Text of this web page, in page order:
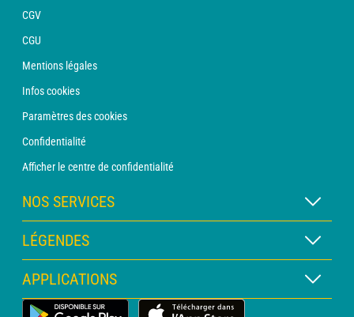
CGV
CGU
Mentions légales
Infos cookies
Paramètres des cookies
Confidentialité
Afficher le centre de confidentialité
NOS SERVICES
Abonnement METEO Xpert
Abonnement METEO PRO
Consultation avec un prévisionniste
Bulletin PRO
LÉGENDES
Légende des cartes
Légende des pictogrammes
APPLICATIONS